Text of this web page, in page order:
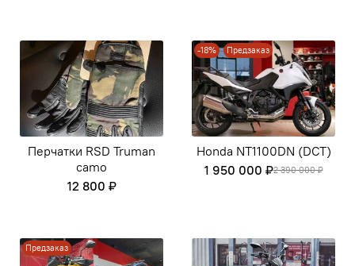
Перчатки RSD Truman
camo
12 800 ₽
-18% Предзаказ
Honda NT1100DN (DCT)
2 390 000 ₽
1 950 000 ₽
Предзаказ